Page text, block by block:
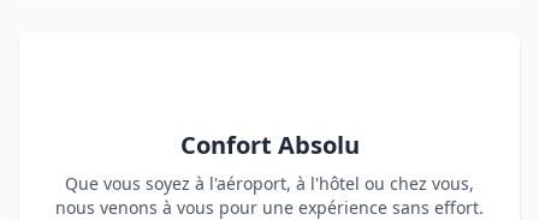
Confort Absolu
Que vous soyez à l'aéroport, à l'hôtel ou chez vous,
nous venons à vous pour une expérience sans effort.